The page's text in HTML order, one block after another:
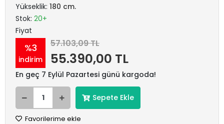
Yükseklik: 180 cm.
Stok: 20+
Fiyat
%3
indirim
57.103,09 TL
55.390,00 TL
En geç 7 Eylül Pazartesi günü kargoda!
Sepete Ekle
Favorilerime ekle